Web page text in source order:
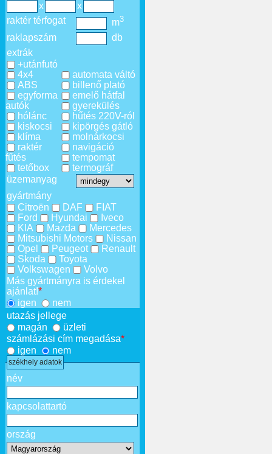
x
x
raktér térfogat
m3
raklapszám
db
extrák
+utánfutó
4x4
ABS
egyforma
autók
hólánc
kiskocsi
klíma
raktér
fűtés
tetőbox
automata váltó
billenő plató
emelő hátfal
gyerekülés
hűtés 220V-ról
kipörgés gátló
molnárkocsi
navigáció
tempomat
termográf
üzemanyag
gyártmány
Citroën
DAF
FIAT
Ford
Hyundai
Iveco
KIA
Mazda
Mercedes
Mitsubishi Motors
Nissan
Opel
Peugeot
Renault
Skoda
Toyota
Volkswagen
Volvo
Más gyártmányra is érdekel
ajánlat!*
igen
nem
utazás jellege
magán
üzleti
számlázási cím megadása*
igen
nem
székhely adatok
név
kapcsolattartó
ország